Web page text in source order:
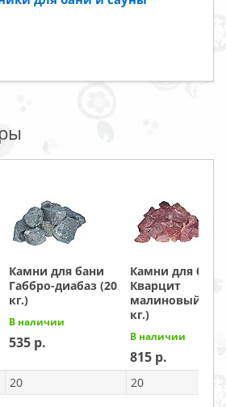
Камни для бани
Габбро-диабаз (20
кг.)
В наличии
535
Камни для бани
Кварцит
малиновый (20
кг.)
В наличии
815
20 20